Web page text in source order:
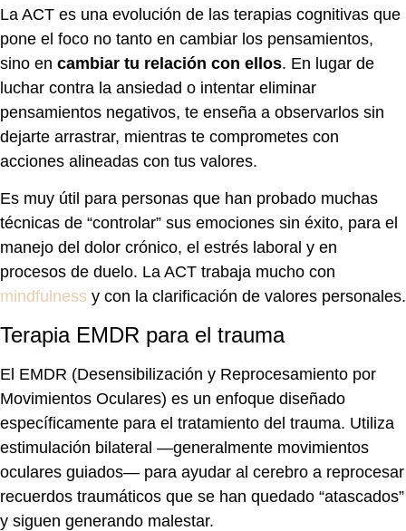
La ACT es una evolución de las terapias cognitivas que
pone el foco no tanto en cambiar los pensamientos,
sino en cambiar tu relación con ellos. En lugar de
luchar contra la ansiedad o intentar eliminar
pensamientos negativos, te enseña a observarlos sin
dejarte arrastrar, mientras te comprometes con
acciones alineadas con tus valores.
Es muy útil para personas que han probado muchas
técnicas de “controlar” sus emociones sin éxito, para el
manejo del dolor crónico, el estrés laboral y en
procesos de duelo. La ACT trabaja mucho con
mindfulness y con la clarificación de valores personales.
Terapia EMDR para el trauma
El EMDR (Desensibilización y Reprocesamiento por
Movimientos Oculares) es un enfoque diseñado
específicamente para el tratamiento del trauma. Utiliza
estimulación bilateral —generalmente movimientos
oculares guiados— para ayudar al cerebro a reprocesar
recuerdos traumáticos que se han quedado “atascados”
y siguen generando malestar.